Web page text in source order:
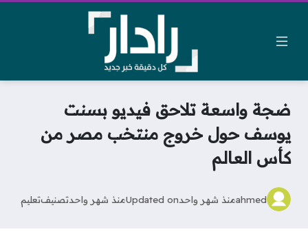
ضجة واسعة تلاحق فيديو بسنت
يوسف حول خروج منتخب مصر من
كأس العالم
ahmedمنذ شهر واحدUpdated onمنذ شهر واحدتصنيفتعليم